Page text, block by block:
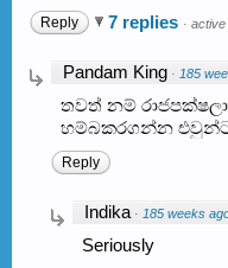
Reply 7 replies · active
Pandam King · 185
තවත් නම්
හම්බකරගන්න
Reply
Indika · 185 weeks
Seriously